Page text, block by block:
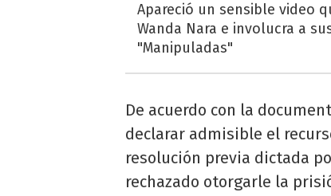
Apareció un sensible video
Wanda Nara e involucra a
"Manipuladas"
De acuerdo con la
declarar admisible el
resolución previa dictada
rechazado otorgarle la